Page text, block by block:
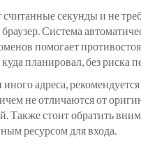
секунды и не
Система
помогает
планировал, без риска
адреса,
не отличаются от
Также стоит обратить
ресурсом для входа.